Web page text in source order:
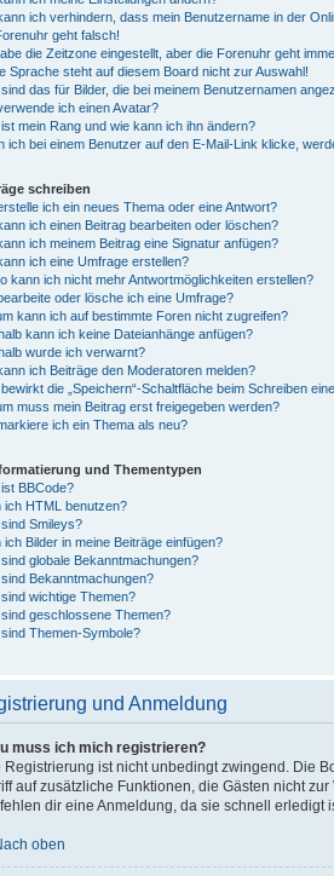
ich verhindern, dass mein Benutzername in der
geht falsch!
die Zeitzone eingestellt, aber die Forenuhr geht
Sprache steht auf diesem Board nicht zur Auswahl!
das für Bilder, die bei meinem Benutzernamen
ich einen Avatar?
mein Rang und wie kann ich ihn ändern?
ich bei einem Benutzer auf den E-Mail-Link klicke,
schreiben
ich ein neues Thema oder eine Antwort?
ich einen Beitrag bearbeiten oder löschen?
ich meinem Beitrag eine Signatur anfügen?
ich eine Umfrage erstellen?
kann ich nicht mehr Antwortmöglichkeiten erstellen?
oder lösche ich eine Umfrage?
kann ich auf bestimmte Foren nicht zugreifen?
kann ich keine Dateianhänge anfügen?
wurde ich verwarnt?
ich Beiträge den Moderatoren melden?
die „Speichern“-Schaltfläche beim Schreiben
muss mein Beitrag erst freigegeben werden?
ich ein Thema als neu?
und Thementypen
BBCode?
ich HTML benutzen?
Smileys?
ich Bilder in meine Beiträge einfügen?
globale Bekanntmachungen?
Bekanntmachungen?
wichtige Themen?
geschlossene Themen?
Themen-Symbole?
und Anmeldung
muss ich mich registrieren?
Registrierung ist nicht unbedingt zwingend. Die
auf zusätzliche Funktionen, die Gästen nicht
dir eine Anmeldung, da sie schnell erledigt
oben